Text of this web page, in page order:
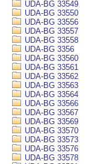
UDA-BG 33549
UDA-BG 33550
UDA-BG 33556
UDA-BG 33557
UDA-BG 33558
UDA-BG 3356
UDA-BG 33560
UDA-BG 33561
UDA-BG 33562
UDA-BG 33563
UDA-BG 33564
UDA-BG 33566
UDA-BG 33567
UDA-BG 33569
UDA-BG 33570
UDA-BG 33573
UDA-BG 33576
UDA-BG 33578